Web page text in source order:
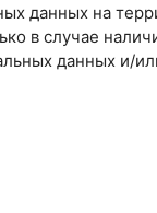
данных на
в случае
данных и/